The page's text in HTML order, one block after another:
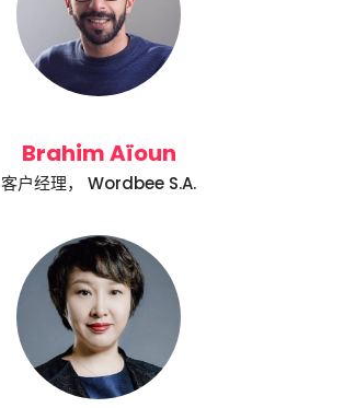
Brahim Aïoun
客户经理， Wordbee S.A.